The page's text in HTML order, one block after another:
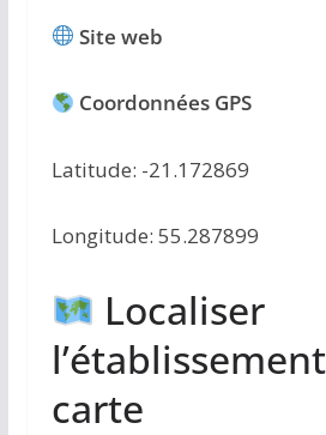
Site web
Coordonnées GPS
Latitude: -21.172869
Longitude: 55.287899
Localiser
carte